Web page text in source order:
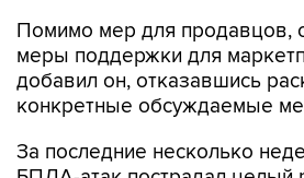
Помимо мер для продавцов,
меры поддержки для
добавил он, отказавшись
конкретные обсуждаемые
За последние несколько